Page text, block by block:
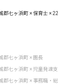
郡七ヶ浜町 × 保育士 ×
郡七ヶ浜町 × 園長
郡七ヶ浜町 × 児童発達
郡七ヶ浜町 × 事務職・